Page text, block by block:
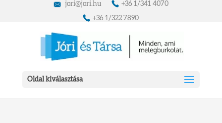
jori@jori.hu +36 1/341 4070
+36 1/322 7890
Oldal kiválasztása